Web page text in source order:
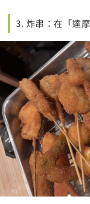
3. 炸串：在「達